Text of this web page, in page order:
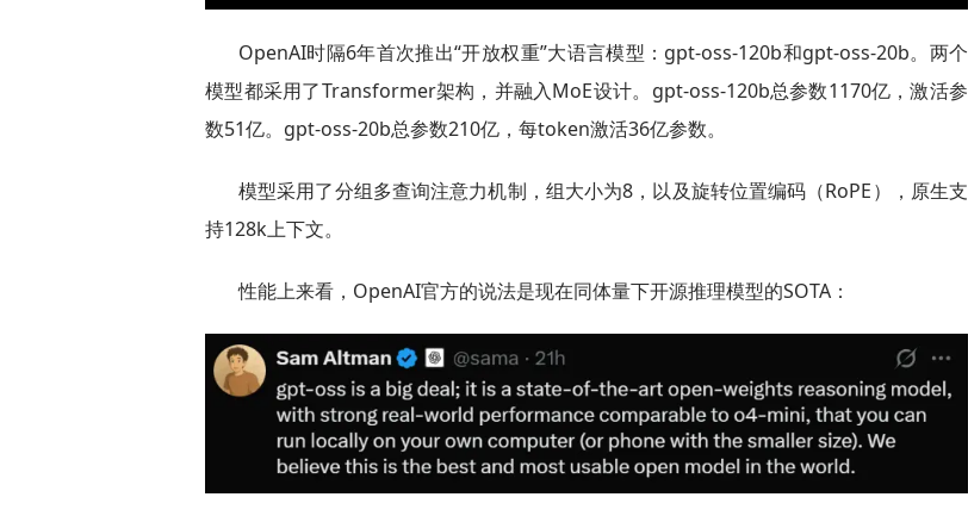
OpenAI时隔6年首次推出“开放权重”大语言模型：gpt-oss-120b和gpt-oss-20b。两个
模型都采用了Transformer架构，并融入MoE设计。gpt-oss-120b总参数1170亿，激活参
数51亿。gpt-oss-20b总参数210亿，每token激活36亿参数。
模型采用了分组多查询注意力机制，组大小为8，以及旋转位置编码（RoPE），原生支
持128k上下文。
性能上来看，OpenAI官方的说法是现在同体量下开源推理模型的SOTA：